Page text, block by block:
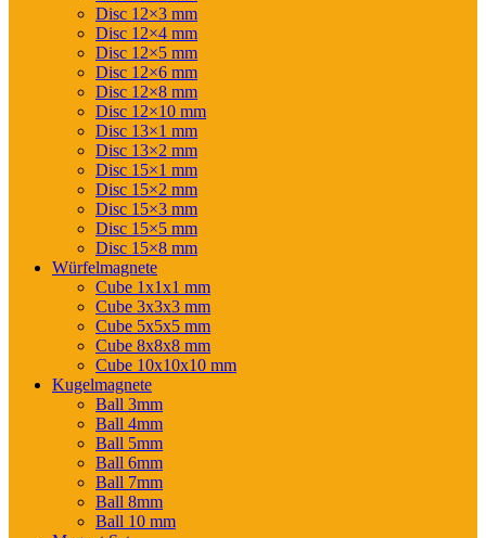
Disc 12×3 mm
Disc 12×4 mm
Disc 12×5 mm
Disc 12×6 mm
Disc 12×8 mm
Disc 12×10 mm
Disc 13×1 mm
Disc 13×2 mm
Disc 15×1 mm
Disc 15×2 mm
Disc 15×3 mm
Disc 15×5 mm
Disc 15×8 mm
Würfelmagnete
Cube 1x1x1 mm
Cube 3x3x3 mm
Cube 5x5x5 mm
Cube 8x8x8 mm
Cube 10x10x10 mm
Kugelmagnete
Ball 3mm
Ball 4mm
Ball 5mm
Ball 6mm
Ball 7mm
Ball 8mm
Ball 10 mm